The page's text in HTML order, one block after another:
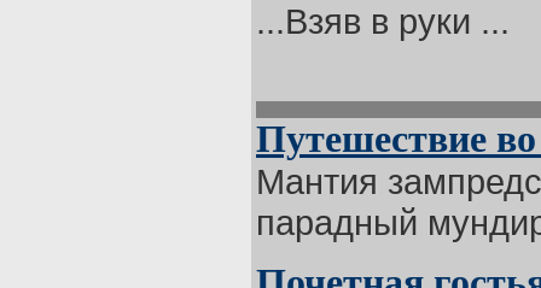
...Взяв в руки ...
Путешествие
Мантия
парадный